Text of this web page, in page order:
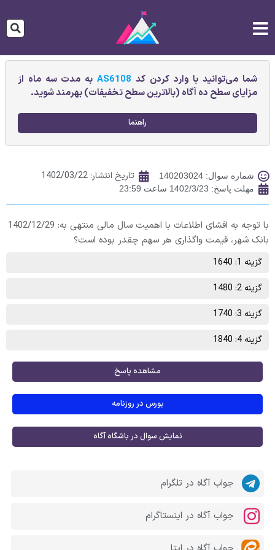
شما می‌توانید با وارد کردن کد AS6108به مدت سه ماه از
مزایای سطح ده آگاه (بالاترین سطح تخفیفات) بهرمند شوید.
راهنما
شماره سوال: 140203024 تاریخ انتشار: 1402/03/22
مهلت پاسخ: 1402/3/23 ساعت 23:59
با توجه به افشای اطلاعات با اهمیت سال مالی منتهی به: 1402/12/29
بانک شهر، قیمت واگذاری هر سهم چقدر بوده است؟
گزینه 1: 1640
گزینه 2: 1480
گزینه 3: 1740
گزینه 4: 1840
مشاهده پاسخ
بورس در روزنامه
نمایش سوال در باشگاه آگاه
جواب آگاه در تلگرام
جواب آگاه در اینستاگرام